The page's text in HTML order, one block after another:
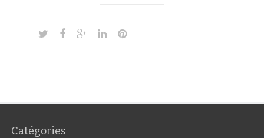
Catégories